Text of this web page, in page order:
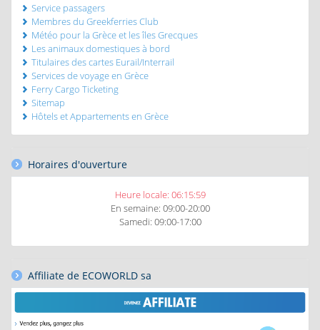
Service passagers
Membres du Greekferries Club
Météo pour la Grèce et les îles Grecques
Les animaux domestiques à bord
Titulaires des cartes Eurail/Interrail
Services de voyage en Grèce
Ferry Cargo Ticketing
Sitemap
Hôtels et Appartements en Grèce
Horaires d'ouverture
Heure locale: 06:16:01
En semaine: 09:00-20:00
Samedi: 09:00-17:00
Affiliate de ECOWORLD sa